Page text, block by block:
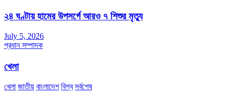
২৪ ঘণ্টায় হামের উপসর্গে আরও ৭ শিশুর মৃত্যু
July 5, 2026
প্রধান সম্পাদক
খেলা
খেলা জাতীয় বাংলাদেশ বিশ্ব সর্বশেষ